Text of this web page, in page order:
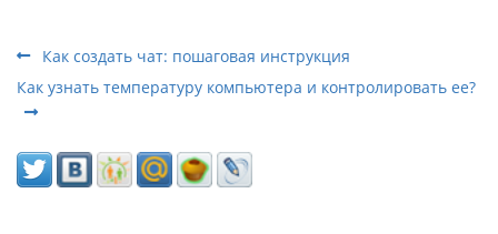
Как создать чат: пошаговая инструкция
Как узнать температуру компьютера и контролировать ее?